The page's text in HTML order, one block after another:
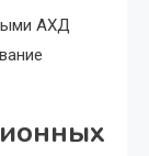
АХД